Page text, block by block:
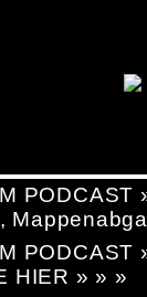
PODCAST
PODCAST
HIER » » »